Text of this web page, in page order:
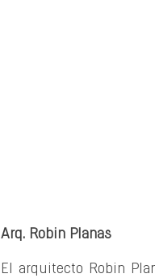
Arq. Robin Planas
El arquitecto Robin